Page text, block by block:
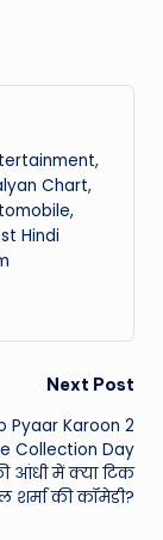
Chart,
Hindi
Next Post
Pyaar Karoon 2
Collection Day
आंधी में क्या टिक
शर्मा की कॉमेडी?